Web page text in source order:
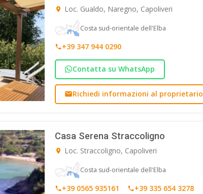
Loc. Gualdo, Naregno, Capoliveri
Costa sud-orientale dell'Elba
+39 347 944 0290
Contatta su WhatsApp
Richiedi informazioni al proprietario
Casa Serena Straccoligno
Loc. Straccoligno, Capoliveri
Costa sud-orientale dell'Elba
+39 0565 935161 +39 335 654 3278